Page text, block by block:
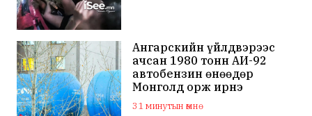
Ангарскийн үйлдвэрээс
ачсан 1980 тонн АИ-92
автобензин өнөөдөр
Монголд орж ирнэ
31 минутын өмнө